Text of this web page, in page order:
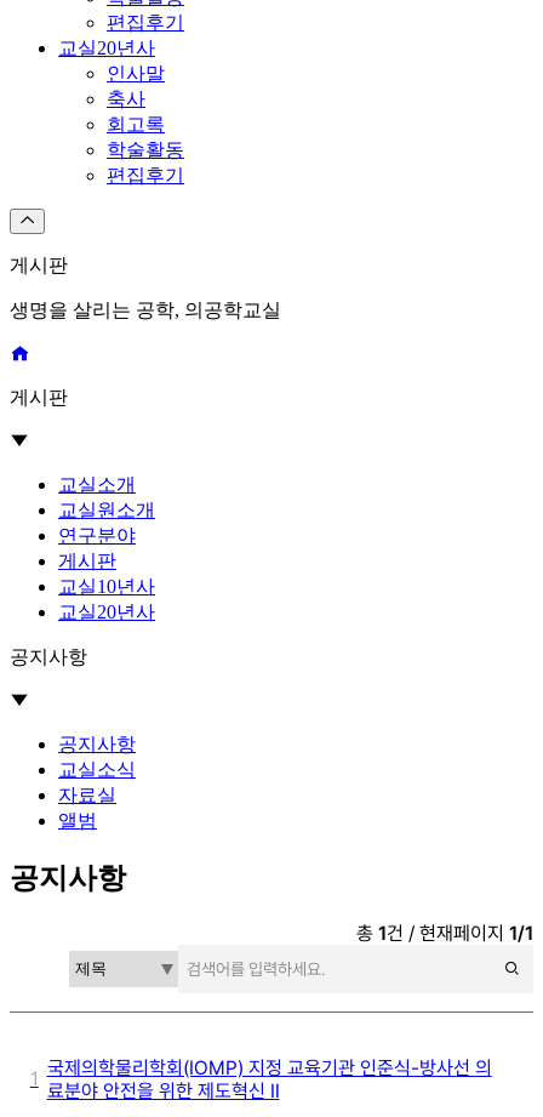
편집후기
교실20년사
인사말
축사
회고록
학술활동
편집후기
게시판
생명을 살리는 공학, 의공학교실
게시판
교실소개
교실원소개
연구분야
게시판
교실10년사
교실20년사
공지사항
공지사항
교실소식
자료실
앨범
공지사항
총 1건 / 현재페이지 1/1
1 국제의학물리학회(IOMP) 지정 교육기관 인준식-방사선 의
료분야 안전을 위한 제도혁신 Ⅱ